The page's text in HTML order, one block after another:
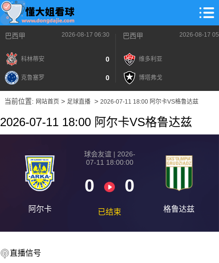
巴西甲 2026-08-17 06:30
科林蒂安 0
克鲁塞罗 0
巴西甲 2026-08-17
维多利亚
博塔弗戈
当前位置: 网站首页> 足球直播> 2026-07-11 18:00 阿尔卡VS格鲁达兹
2026-07-11 18:00 阿尔卡VS格鲁达兹
阿尔卡
球会友谊 | 2026-
07-11 18:00:00
0 0
已结束 格鲁达兹
直播信号